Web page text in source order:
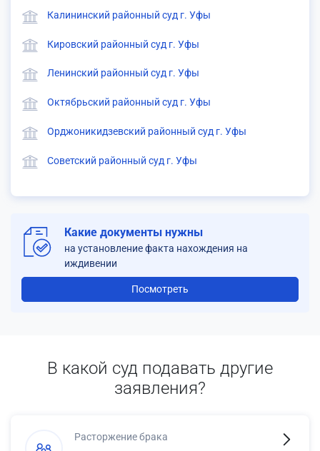
Калининский районный суд г. Уфы
Кировский районный суд г. Уфы
Ленинский районный суд г. Уфы
Октябрьский районный суд г. Уфы
Орджоникидзевский районный суд г. Уфы
Советский районный суд г. Уфы
Какие документы нужны
на установление факта нахождения на
иждивении
Посмотреть
В какой суд подавать другие
заявления?
Расторжение брака